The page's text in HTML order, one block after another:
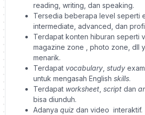
reading, writing, dan speaking.
Tersedia beberapa level seperti
intermediate, advanced, dan
Terdapat konten hiburan seperti
magazine zone , photo zone, dll
menarik.
Terdapat vocabulary study
untuk mengasah English skills.
Terdapat worksheet script dan
bisa diunduh.
Adanya quiz dan video interaktif.